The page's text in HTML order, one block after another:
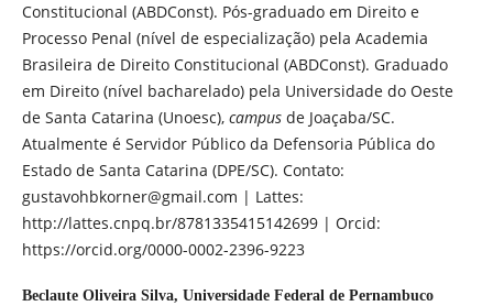
Constitucional (ABDConst). Pós-graduado em Direito e
Processo Penal (nível de especialização) pela Academia
Brasileira de Direito Constitucional (ABDConst). Graduado
em Direito (nível bacharelado) pela Universidade do Oeste
de Santa Catarina (Unoesc), campusde Joaçaba/SC.
Atualmente é Servidor Público da Defensoria Pública do
Estado de Santa Catarina (DPE/SC). Contato:
gustavohbkorner@gmail.com | Lattes:
http://lattes.cnpq.br/8781335415142699 | Orcid:
https://orcid.org/0000-0002-2396-9223
Beclaute Oliveira Silva, Universidade Federal de Pernambuco